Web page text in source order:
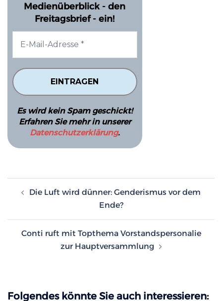
Medienüberblick - den
Freitagsbrief - ein!
Es wird kein Spam geschickt!
Erfahren Sie mehr in unserer
Datenschutzerklärung.
Die Luft wird dünner: Genderismus vor dem
Ende?
Conti ruft mit Topthema Vorstandspersonalie
zur Hauptversammlung
Folgendes könnte Sie auch interessieren: